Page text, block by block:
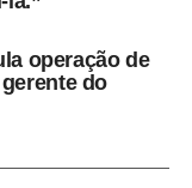
operação de
do